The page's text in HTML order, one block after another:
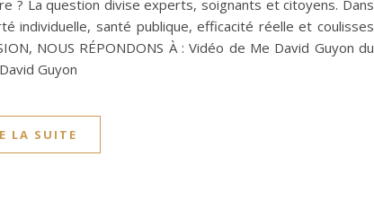
? La question divise experts, soignants et citoyens. Dans
individuelle, santé publique, efficacité réelle et coulisses
NOUS RÉPONDONS À : Vidéo de Me David Guyon du
Guyon
LA SUITE